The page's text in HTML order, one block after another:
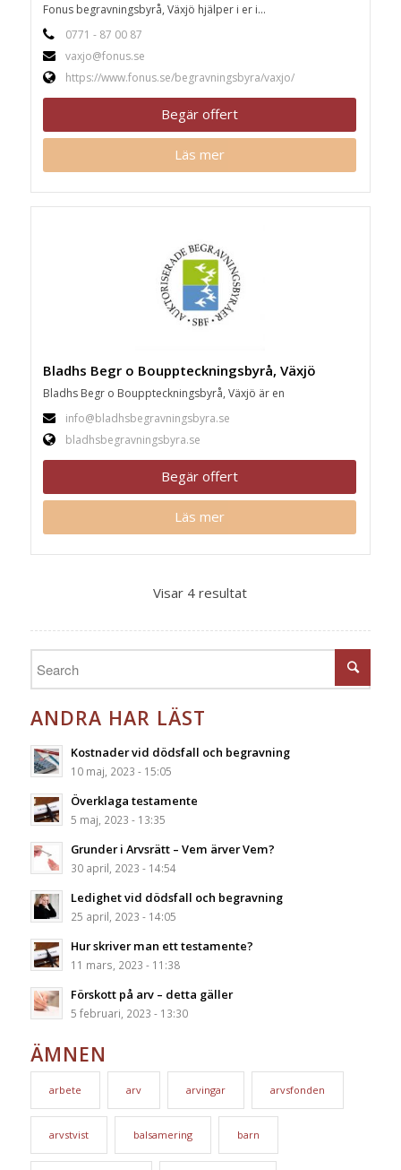
Fonus begravningsbyrå, Växjö hjälper i er i...
0771 - 87 00 87
vaxjo@fonus.se
https://www.fonus.se/begravningsbyra/vaxjo/
Begär offert
Läs mer
Bladhs Begr o Bouppteckningsbyrå, Växjö
Bladhs Begr o Bouppteckningsbyrå, Växjö är en
info@bladhsbegravningsbyra.se
bladhsbegravningsbyra.se
Begär offert
Läs mer
Visar 4 resultat
ANDRA HAR LÄST
Kostnader vid dödsfall och begravning
10 maj, 2023 - 15:05
Överklaga testamente
5 maj, 2023 - 13:35
Grunder i Arvsrätt – Vem ärver Vem?
30 april, 2023 - 14:54
Ledighet vid dödsfall och begravning
25 april, 2023 - 14:05
Hur skriver man ett testamente?
11 mars, 2023 - 11:38
Förskott på arv – detta gäller
5 februari, 2023 - 13:30
ÄMNEN
arbete arv arvingar arvsfonden
arvstvist balsamering barn